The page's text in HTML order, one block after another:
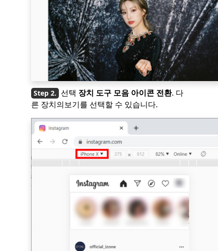
선택 장치 도구 모음 아이콘 전환. 다
른 장치의보기를 선택할 수 있습니다.